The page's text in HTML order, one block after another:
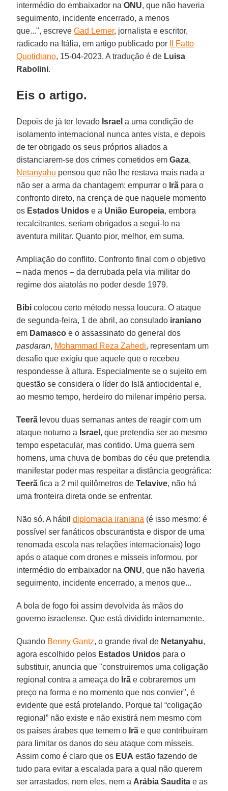
intermédio do embaixador naONU, que não haveria
seguimento, incidente encerrado, a menos
que...", escreveGad Lerner, jornalista e escritor,
radicado na Itália, em artigo publicado por
Il Fatto
Quotidiano, 15-04-2023. A tradução é de Luisa
Rabolini.
Eis o artigo.
Depois de já ter levado Israel a uma condição de
isolamento internacional nunca antes vista, e depois
de ter obrigado os seus próprios aliados a
distanciarem-se dos crimes cometidos emGaza,
Netanyahu pensou que não lhe restava mais nada a
não ser a arma da chantagem: empurrar o Irã para o
confronto direto, na crença de que naquele momento
os Estados Unidos e a União Europeia, embora
recalcitrantes, seriam obrigados a segui-lo na
aventura militar. Quanto pior, melhor, em suma.
Ampliação do conflito. Confronto final com o objetivo
– nada menos – da derrubada pela via militar do
regime dos aiatolás no poder desde 1979.
Bibi colocou certo método nessa loucura. O ataque
de segunda-feira, 1 de abril, ao consulado iraniano
em Damasco e o assassinato do general dos
pasdaran, Mohammad Reza Zahedi, representam um
desafio que exigiu que aquele que o recebeu
respondesse à altura. Especialmente se o sujeito em
questão se considera o líder do Islã antiocidental e,
ao mesmo tempo, herdeiro do milenar império persa.
Teerã levou duas semanas antes de reagir com um
ataque noturno a Israel , que pretendia ser ao mesmo
tempo espetacular, mas contido. Uma guerra sem
homens, uma chuva de bombas do céu que pretendia
manifestar poder mas respeitar a distância geográfica:
Teerã fica a 2 mil quilômetros deTelavive, não há
uma fronteira direta onde se enfrentar.
Não só. A hábildiplomacia iraniana (é isso mesmo: é
possível ser fanáticos obscurantista e dispor de uma
renomada escola nas relações internacionais) logo
após o ataque com drones e mísseis informou, por
intermédio do embaixador naONU, que não haveria
seguimento, incidente encerrado, a menos que...
A bola de fogo foi assim devolvida às mãos do
governo israelense. Que está dividido internamente.
Quando Benny Gantz, o grande rival de Netanyahu,
agora escolhido pelos Estados Unidos para o
substituir, anuncia que "construiremos uma coligação
regional contra a ameaça do Irã e cobraremos um
preço na forma e no momento que nos convier", é
evidente que está protelando. Porque tal “coligação
regional” não existe e não existirá nem mesmo com
os países árabes que temem o Irã e que contribuíram
para limitar os danos do seu ataque com mísseis.
Assim como é claro que os EUA estão fazendo de
tudo para evitar a escalada para a qual não querem
ser arrastados, nem eles, nem a Arábia Saudita e as